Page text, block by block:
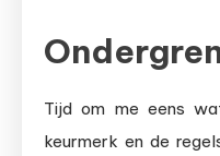
Tijd om me eens
keurmerk en de